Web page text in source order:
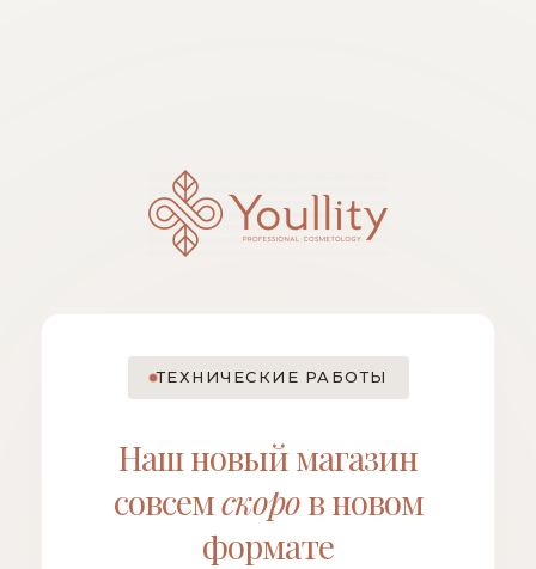
ТЕХНИЧЕСКИЕ РАБОТЫ
Наш новый магазин
совсемскоров новом
формате